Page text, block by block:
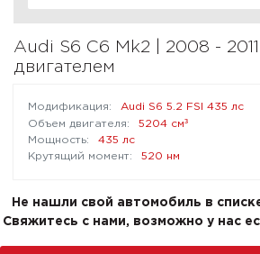
Audi S6 C6 Mk2 | 2008 -
двигателем
Audi S6 5.2 FSI 435 лс
5204 см³
435 лс
520 нм
Не нашли свой автомобиль в
Свяжитесь с нами, возможно у нас